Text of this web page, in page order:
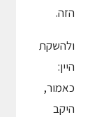
הזה.
ולהשקת
היין:
כאמור,
היקב